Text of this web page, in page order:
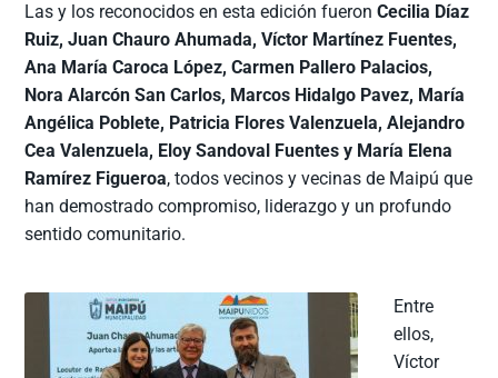
Las y los reconocidos en esta edición fueronCecilia Díaz
Ruiz, Juan Chauro Ahumada, Víctor Martínez Fuentes,
Ana María Caroca López, Carmen Pallero Palacios,
Nora Alarcón San Carlos, Marcos Hidalgo Pavez, María
Angélica Poblete, Patricia Flores Valenzuela, Alejandro
Cea Valenzuela, Eloy Sandoval Fuentes y María Elena
Ramírez Figueroa, todos vecinos y vecinas de Maipú que
han demostrado compromiso, liderazgo y un profundo
sentido comunitario.
Entre
ellos,
Víctor